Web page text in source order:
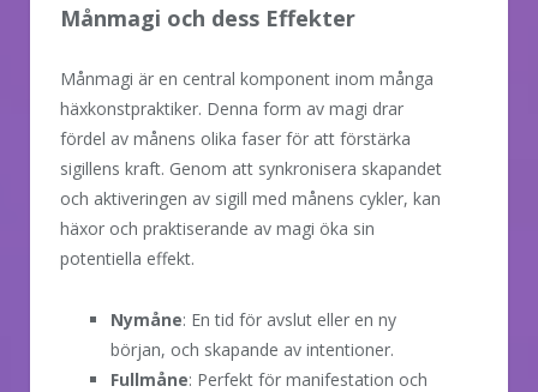
Månmagi och dess Effekter
Månmagi är en central komponent inom många
häxkonstpraktiker. Denna form av magi drar
fördel av månens olika faser för att förstärka
sigillens kraft. Genom att synkronisera skapandet
och aktiveringen av sigill med månens cykler, kan
häxor och praktiserande av magi öka sin
potentiella effekt.
Nymåne: En tid för avslut eller en ny
början, och skapande av intentioner.
Fullmåne: Perfekt för manifestation och